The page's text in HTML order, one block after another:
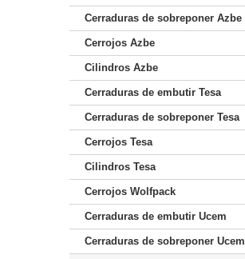
Cerraduras de sobreponer Azbe
Cerrojos Azbe
Cilindros Azbe
Cerraduras de embutir Tesa
Cerraduras de sobreponer Tesa
Cerrojos Tesa
Cilindros Tesa
Cerrojos Wolfpack
Cerraduras de embutir Ucem
Cerraduras de sobreponer Ucem